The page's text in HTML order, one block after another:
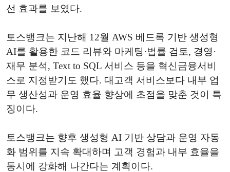
선 효과를 보였다.
토스뱅크는 지난해 12월 AWS 베드록 기반 생성형
AI를 활용한 코드 리뷰와 마케팅·법률 검토, 경영·
재무 분석, Text to SQL 서비스 등을 혁신금융서비
스로 지정받기도 했다. 대고객 서비스보다 내부 업
무 생산성과 운영 효율 향상에 초점을 맞춘 것이 특
징이다.
토스뱅크는 향후 생성형 AI 기반 상담과 운영 자동
화 범위를 지속 확대하며 고객 경험과 내부 효율을
동시에 강화해 나간다는 계획이다.